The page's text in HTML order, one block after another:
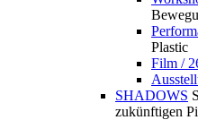
Plastic
Film /
SHADOWS
zukünftigen